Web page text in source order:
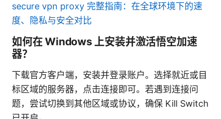
secure vpn proxy 完整指南：在全球环境下的速
度、隐私与安全对比
如何在 Windows 上安装并激活悟空加速
器？
下载官方客户端，安装并登录账户。选择就近或目
标区域的服务器，点击连接即可。若遇到连接问
题，尝试切换到其他区域或协议，确保 Kill Switch